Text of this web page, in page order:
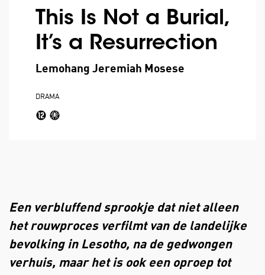
This Is Not a Burial,
It’s a Resurrection
Lemohang Jeremiah Mosese
DRAMA
Een verbluffend sprookje dat niet alleen
het rouwproces verfilmt van de landelijke
bevolking in Lesotho, na de gedwongen
verhuis, maar het is ook een oproep tot